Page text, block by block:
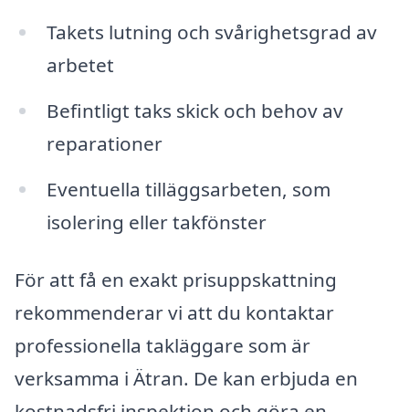
Takets lutning och svårighetsgrad av
arbetet
Befintligt taks skick och behov av
reparationer
Eventuella tilläggsarbeten, som
isolering eller takfönster
För att få en exakt prisuppskattning
rekommenderar vi att du kontaktar
professionella takläggare som är
verksamma i Ätran. De kan erbjuda en